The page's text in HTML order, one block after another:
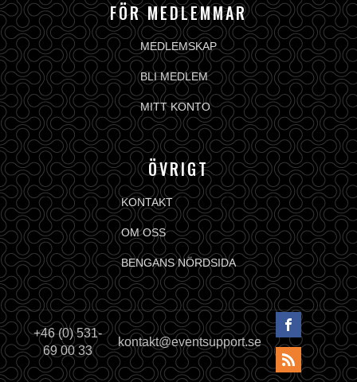
FÖR MEDLEMMAR
MEDLEMSKAP
BLI MEDLEM
MITT KONTO
ÖVRIGT
KONTAKT
OM OSS
BENGANS NÖRDSIDA
+46 (0) 531-
69 00 33
kontakt@eventsupport.se